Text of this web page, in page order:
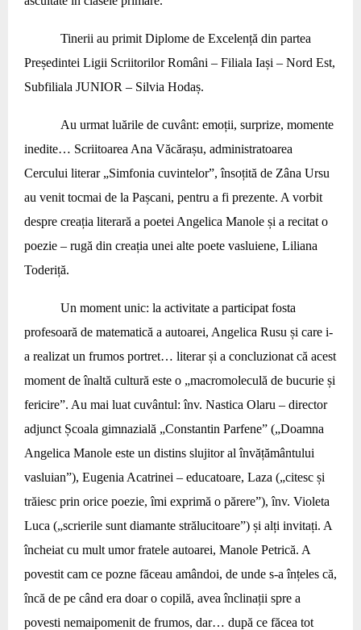
Tinerii au primit Diplome de Excelență din partea
Președintei Ligii Scriitorilor Români – Filiala Iași – Nord Est,
Subfiliala JUNIOR – Silvia Hodaș.
Au urmat luările de cuvânt: emoții, surprize, momente
inedite… Scriitoarea Ana Văcărașu, administratoarea
Cercului literar „Simfonia cuvintelor”, însoțită de Zâna Ursu
au venit tocmai de la Pașcani, pentru a fi prezente. A vorbit
despre creația literară a poetei Angelica Manole și a recitat o
poezie – rugă din creația unei alte poete vasluiene, Liliana
Toderiță.
Un moment unic: la activitate a participat fosta
profesoară de matematică a autoarei, Angelica Rusu și care i-
a realizat un frumos portret… literar și a concluzionat că acest
moment de înaltă cultură este o „macromoleculă de bucurie și
fericire”. Au mai luat cuvântul: înv. Nastica Olaru – director
adjunct Școala gimnazială „Constantin Parfene” („Doamna
Angelica Manole este un distins slujitor al învățământului
vasluian”), Eugenia Acatrinei – educatoare, Laza („citesc și
trăiesc prin orice poezie, îmi exprimă o părere”), înv. Violeta
Luca („scrierile sunt diamante strălucitoare”) și alți invitați. A
încheiat cu mult umor fratele autoarei, Manole Petrică. A
povestit cam ce pozne făceau amândoi, de unde s-a înțeles că,
încă de pe când era doar o copilă, avea înclinații spre a
povesti nemaipomenit de frumos, dar… după ce făcea tot